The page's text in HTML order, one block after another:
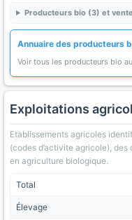
Producteurs bio (3) et
Annuaire des producteurs
Voir tous les producteurs bio
Exploitations
Etablissements agricoles
(codes d’activite agricole),
en agriculture biologique.
Total
Élevage